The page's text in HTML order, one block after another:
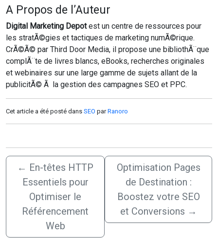
A Propos de l’Auteur
Digital Marketing Depotest un centre de ressources pour
les stratÃ©gies et tactiques de marketing numÃ©rique.
CrÃ©Ã© par Third Door Media, il propose une bibliothÃ¨que
complÃ¨te de livres blancs, eBooks, recherches originales
et webinaires sur une large gamme de sujets allant de la
publicitÃ© Ã la gestion des campagnes SEO et PPC.
Cet article a été posté dans SEO parRanoro
← En-têtes HTTP
Essentiels pour
Optimiser le
Référencement
Web
Optimisation Pages
de Destination :
Boostez votre SEO
et Conversions →